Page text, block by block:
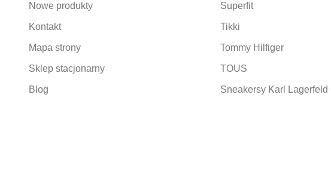
Nowe produkty
Kontakt
Mapa strony
Sklep stacjonarny
Blog
Superfit
Tikki
Tommy Hilfiger
TOUS
Sneakersy Karl Lagerfeld